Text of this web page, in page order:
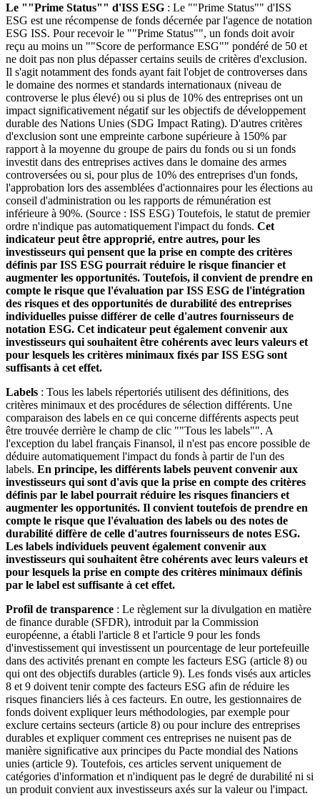
Le ""Prime Status"" d'ISS ESG : Le ""Prime Status"" d'ISS
ESG est une récompense de fonds décernée par l'agence de notation
ESG ISS. Pour recevoir le ""Prime Status"", un fonds doit avoir
reçu au moins un ""Score de performance ESG"" pondéré de 50 et
ne doit pas non plus dépasser certains seuils de critères d'exclusion.
Il s'agit notamment des fonds ayant fait l'objet de controverses dans
le domaine des normes et standards internationaux (niveau de
controverse le plus élevé) ou si plus de 10% des entreprises ont un
impact significativement négatif sur les objectifs de développement
durable des Nations Unies (SDG Impact Rating). D'autres critères
d'exclusion sont une empreinte carbone supérieure à 150% par
rapport à la moyenne du groupe de pairs du fonds ou si un fonds
investit dans des entreprises actives dans le domaine des armes
controversées ou si, pour plus de 10% des entreprises d'un fonds,
l'approbation lors des assemblées d'actionnaires pour les élections au
conseil d'administration ou les rapports de rémunération est
inférieure à 90%. (Source : ISS ESG) Toutefois, le statut de premier
ordre n'indique pas automatiquement l'impact du fonds. Cet
indicateur peut être approprié, entre autres, pour les
investisseurs qui pensent que la prise en compte des critères
définis par ISS ESG pourrait réduire le risque financier et
augmenter les opportunités. Toutefois, il convient de prendre en
compte le risque que l'évaluation par ISS ESG de l'intégration
des risques et des opportunités de durabilité des entreprises
individuelles puisse différer de celle d'autres fournisseurs de
notation ESG. Cet indicateur peut également convenir aux
investisseurs qui souhaitent être cohérents avec leurs valeurs et
pour lesquels les critères minimaux fixés par ISS ESG sont
suffisants à cet effet.
Labels : Tous les labels répertoriés utilisent des définitions, des
critères minimaux et des procédures de sélection différents. Une
comparaison des labels en ce qui concerne différents aspects peut
être trouvée derrière le champ de clic ""Tous les labels"". A
l'exception du label français Finansol, il n'est pas encore possible de
déduire automatiquement l'impact du fonds à partir de l'un des
labels. En principe, les différents labels peuvent convenir aux
investisseurs qui sont d'avis que la prise en compte des critères
définis par le label pourrait réduire les risques financiers et
augmenter les opportunités. Il convient toutefois de prendre en
compte le risque que l'évaluation des labels ou des notes de
durabilité diffère de celle d'autres fournisseurs de notes ESG.
Les labels individuels peuvent également convenir aux
investisseurs qui souhaitent être cohérents avec leurs valeurs et
pour lesquels la prise en compte des critères minimaux définis
par le label est suffisante à cet effet.
Profil de transparence : Le règlement sur la divulgation en matière
de finance durable (SFDR), introduit par la Commission
européenne, a établi l'article 8 et l'article 9 pour les fonds
d'investissement qui investissent un pourcentage de leur portefeuille
dans des activités prenant en compte les facteurs ESG (article 8) ou
qui ont des objectifs durables (article 9). Les fonds visés aux articles
8 et 9 doivent tenir compte des facteurs ESG afin de réduire les
risques financiers liés à ces facteurs. En outre, les gestionnaires de
fonds doivent expliquer leurs méthodologies, par exemple pour
exclure certains secteurs (article 8) ou pour inclure des entreprises
durables et expliquer comment ces entreprises ne nuisent pas de
manière significative aux principes du Pacte mondial des Nations
unies (article 9). Toutefois, ces articles servent uniquement de
catégories d'information et n'indiquent pas le degré de durabilité ni si
un produit convient aux investisseurs axés sur la valeur ou l'impact.